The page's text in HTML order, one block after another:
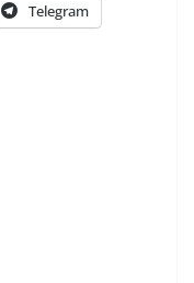
Telegram